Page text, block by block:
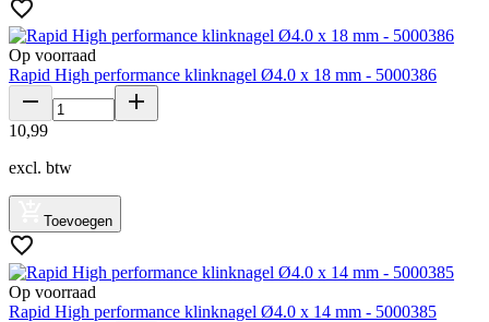
Op voorraad
Rapid High performance klinknagel Ø4.0 x 18 mm - 5000386
10,99
excl. btw
Toevoegen
Op voorraad
Rapid High performance klinknagel Ø4.0 x 14 mm - 5000385